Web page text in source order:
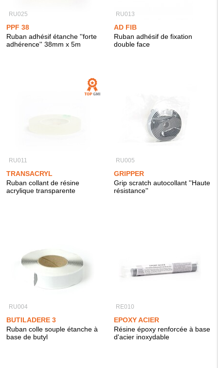
RU025
PPF 38
Ruban adhésif étanche ''forte
adhérence'' 38mm x 5m
RU013
AD FIB
Ruban adhésif de fixation
double face
RU011
TRANSACRYL
Ruban collant de résine
acrylique transparente
RU005
GRIPPER
Grip scratch autocollant ''Haute
résistance''
RU004
BUTILADERE 3
Ruban colle souple étanche à
base de butyl
RE010
EPOXY ACIER
Résine époxy renforcée à base
d'acier inoxydable